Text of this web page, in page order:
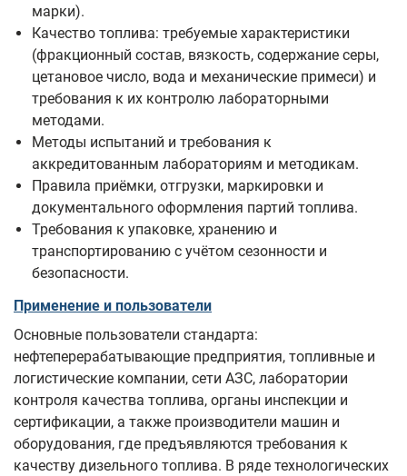
марки).
Качество топлива: требуемые характеристики
(фракционный состав, вязкость, содержание серы,
цетановое число, вода и механические примеси) и
требования к их контролю лабораторными
методами.
Методы испытаний и требования к
аккредитованным лабораториям и методикам.
Правила приёмки, отгрузки, маркировки и
документального оформления партий топлива.
Требования к упаковке, хранению и
транспортированию с учётом сезонности и
безопасности.
Применение и пользователи
Основные пользователи стандарта:
нефтеперерабатывающие предприятия, топливные и
логистические компании, сети АЗС, лаборатории
контроля качества топлива, органы инспекции и
сертификации, а также производители машин и
оборудования, где предъявляются требования к
качеству дизельного топлива. В ряде технологических